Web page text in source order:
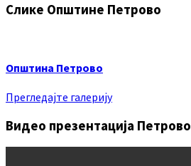
Слике Општине Петрово
Општина Петрово
Прегледајте галерију
Видео презентација Петрово